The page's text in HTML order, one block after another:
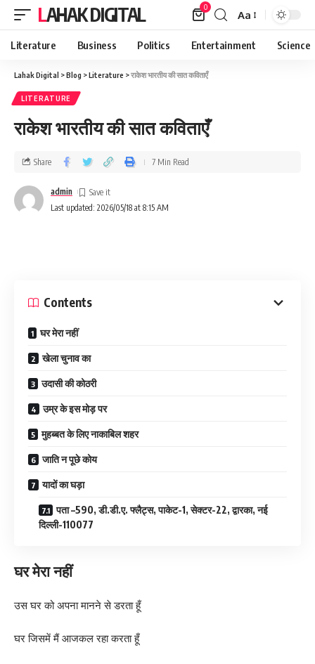
LAHAK DIGITAL 0
Aa
Literature Business Politics Entertainment Science
Lahak Digital >Blog >Literature >राकेश भारतीय की सात कविताएँ
LITERATURE
राकेश भारतीय की सात कविताएँ
Last updated: 2026/05/18 at 8:15 AM
admin
Share 7 Min Read
Contents
घर मेरा नहीं
खेला चुनाव का
उदासी की कोठरी
उम्र के इस मोड़ पर
मुहब्बत के लिए नाकाबिल शहर
जाति न पूछे कोय
यादों का घड़ा
पता –590, डी.डी.ए. फ्लैट्स, पाकेट-1, सेक्टर-22, द्वारका, नई
दिल्ली-110077
घर मेरा नहीं
उस घर को अपना मानने से डरता हूँ
घर जिसमें मैं आजकल रहा करता हूँ